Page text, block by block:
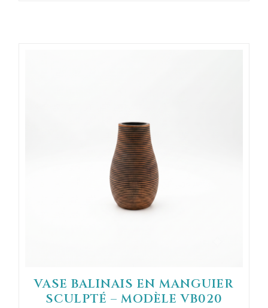
VASE BALINAIS EN MANGUIER
SCULPTÉ – MODÈLE VB020